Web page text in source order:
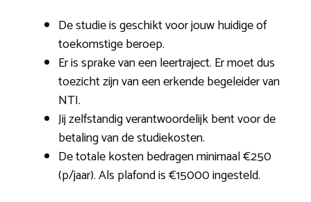
De studie is geschikt voor jouw huidige of
toekomstige beroep.
Er is sprake van een leertraject. Er moet dus
toezicht zijn van een erkende begeleider van
NTI.
Jij zelfstandig verantwoordelijk bent voor de
betaling van de studiekosten.
De totale kosten bedragen minimaal €250
(p/jaar). Als plafond is €15000 ingesteld.